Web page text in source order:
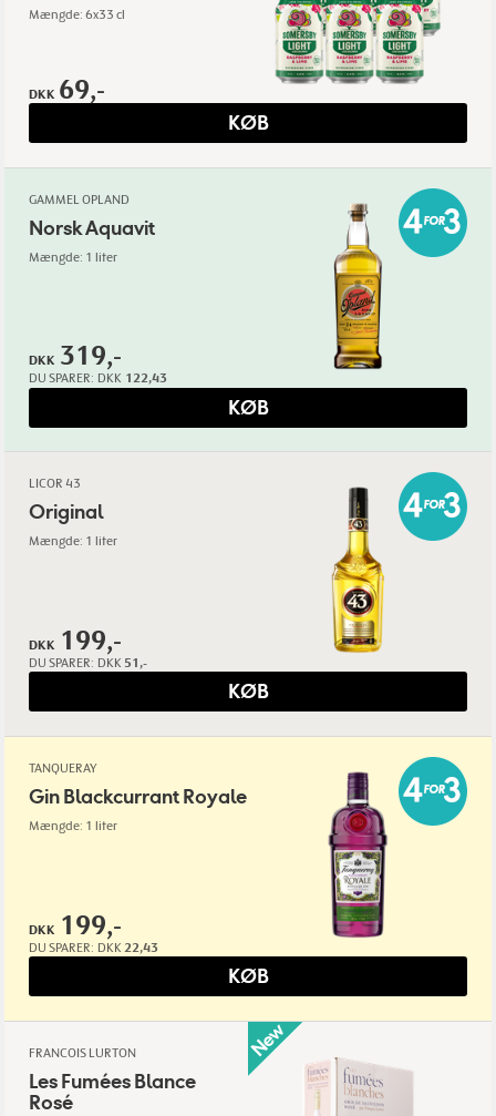
Mængde: 6x33 cl
DKK 69,-
KØB
GAMMEL OPLAND
Norsk Aquavit
Mængde: 1 liter
DKK 319,-
DU SPARER: DKK 122,43
KØB
LICOR 43
Original
Mængde: 1 liter
DKK 199,-
DU SPARER: DKK 51,-
KØB
TANQUERAY
Gin Blackcurrant Royale
Mængde: 1 liter
DKK 199,-
DU SPARER: DKK 22,43
KØB
FRANCOIS LURTON
Les Fumées Blance
Rosé